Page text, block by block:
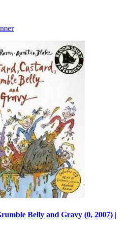
Belly and Gravy (0, 2007) |